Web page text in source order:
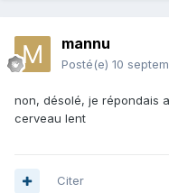
mannu
Posté(e) 10
non, désolé, je répondais
cerveau lent
Citer